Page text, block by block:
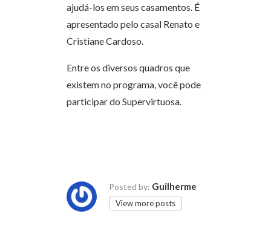
ajudá-los em seus casamentos. É
apresentado pelo casal Renato e
Cristiane Cardoso.
Entre os diversos quadros que
existem no programa, você pode
participar do Supervirtuosa.
Posted by: Guilherme
View more posts